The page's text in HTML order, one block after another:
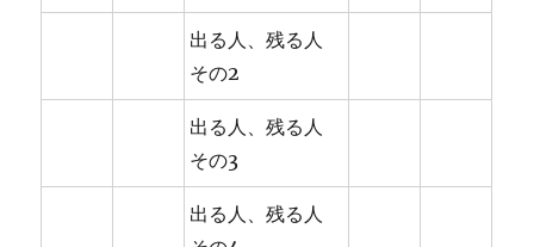
出る人、残る人
その2
出る人、残る人
その3
出る人、残る人